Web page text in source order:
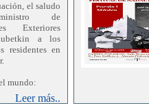
el saludo
de
Exteriores
a los
residentes en
mundo:
renovación
Leer más..